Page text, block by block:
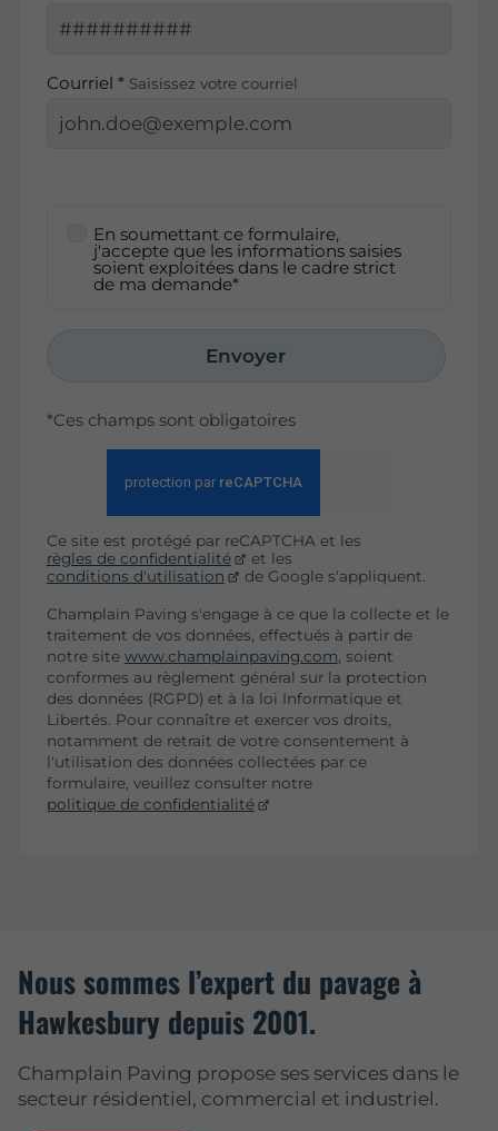
Courriel * Saisissez votre courriel
En soumettant ce formulaire,
j'accepte que les informations saisies
soient exploitées dans le cadre strict
de ma demande*
Envoyer
*Ces champs sont obligatoires
Ce site est protégé par reCAPTCHA et les
règles de confidentialité
et les
conditions d'utilisation
de Google s'appliquent.
Champlain Paving s'engage à ce que la collecte et le
traitement de vos données, effectués à partir de
notre site www.champlainpaving.com , soient
conformes au règlement général sur la protection
des données (RGPD) et à la loi Informatique et
Libertés. Pour connaître et exercer vos droits,
notamment de retrait de votre consentement à
l'utilisation des données collectées par ce
formulaire, veuillez consulter notre
politique de confidentialité
Nous sommes l’expert du pavage à
Hawkesbury depuis 2001.
Champlain Paving propose ses services dans le
secteur résidentiel, commercial et industriel.